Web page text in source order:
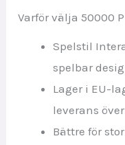
Varför välja 50000
Spelstil
spelbar
Lager i EU-
leverans
Bättre för